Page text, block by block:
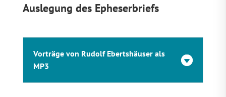
Auslegung des Epheserbriefs
Vorträge von Rudolf Ebertshäuser als
MP3